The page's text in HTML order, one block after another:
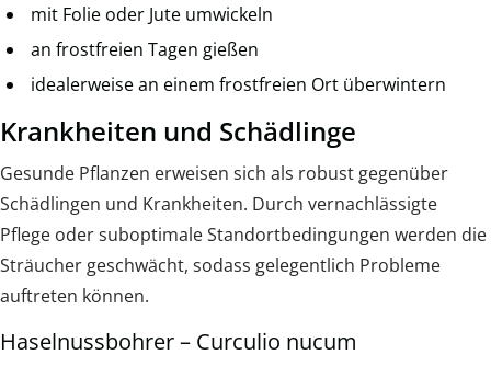
mit Folie oder Jute umwickeln
an frostfreien Tagen gießen
idealerweise an einem frostfreien Ort überwintern
Krankheiten und Schädlinge
Gesunde Pflanzen erweisen sich als robust gegenüber
Schädlingen und Krankheiten. Durch vernachlässigte
Pflege oder suboptimale Standortbedingungen werden die
Sträucher geschwächt, sodass gelegentlich Probleme
auftreten können.
Haselnussbohrer – Curculio nucum